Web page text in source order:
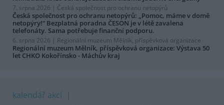
7. srpna 2026 | Česká společnost pro ochranu netopýrů
Česká společnost pro ochranu netopýrů: „Pomoc, máme v domě
netopýry!“ Bezplatná poradna ČESON je v létě zavalena
telefonáty. Sama potřebuje finanční podporu.
6. srpna 2026 | Regionální muzeum Mělník, příspěvková organizace
Regionální muzeum Mělník, příspěvková organizace: Výstava 50
let CHKO Kokořínsko - Máchův kraj
kalendář akcí